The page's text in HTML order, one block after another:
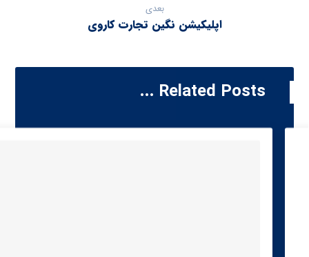
بعدی
اپلیکیشن نگین تجارت کاروی
Related Posts ...